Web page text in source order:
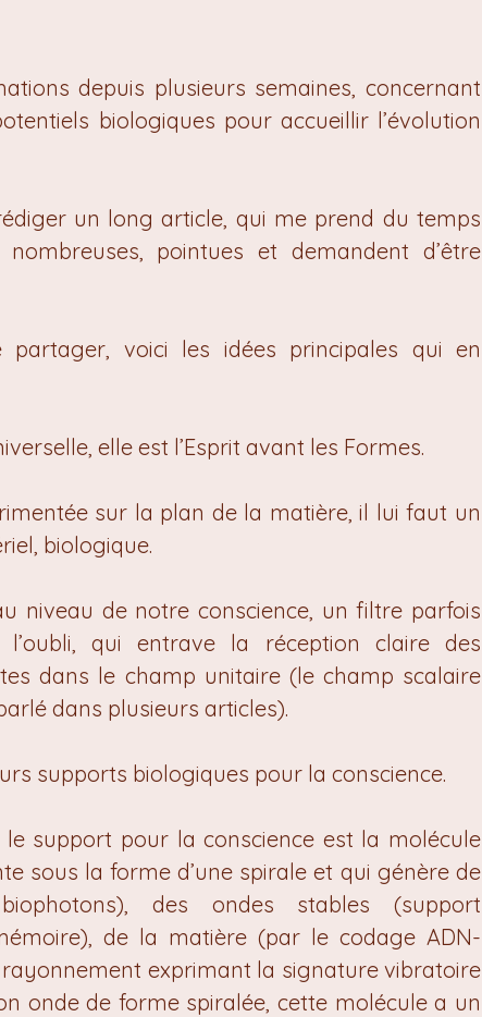
depuis plusieurs semaines, concernant
biologiques pour accueillir l’évolution
un long article, qui me prend du temps
pointues et demandent d’être
voici les idées principales qui en
elle est l’Esprit avant les Formes.
sur la plan de la matière, il lui faut un
biologique.
niveau de notre conscience, un filtre parfois
qui entrave la réception claire des
dans le champ unitaire (le champ scalaire
dans plusieurs articles).
supports biologiques pour la conscience.
le support pour la conscience est la molécule
sous la forme d’une spirale et qui génère de
des ondes stables (support
de la matière (par le codage ADN-
exprimant la signature vibratoire
onde de forme spiralée, cette molécule a un